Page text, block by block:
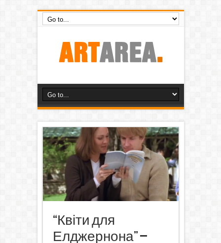
“Квіти для
Елджернона” –